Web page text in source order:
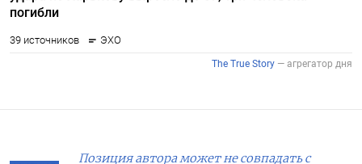
Позиция автора может не совпадать с